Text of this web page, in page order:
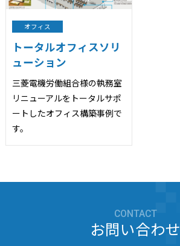
オフィス
トータルオフィスソリ
ューション
三菱電機労働組合様の執務室
リニューアルをトータルサポ
ートしたオフィス構築事例で
す。
CONTACT
お問い合わせ